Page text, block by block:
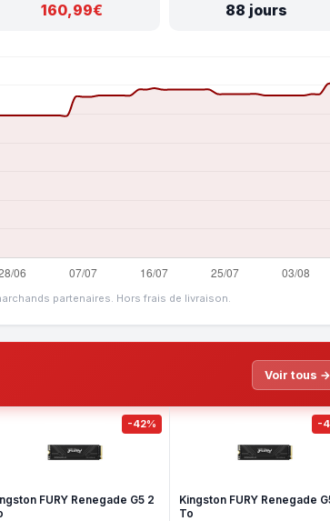
160,99€ 88 jours
partenaires. Hors frais de livraison.
Voir tous →
-42%
FURY Renegade G5 2
-
Kingston FURY Renegade
To